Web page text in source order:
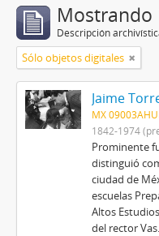
Mostrando
Descripción
Sólo objetos digitales
Jaime
MX
1842-1974
Prominente
distinguió
ciudad de
escuelas
Altos
del rector